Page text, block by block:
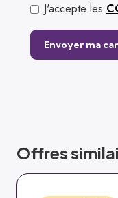
J'accepte les
Offres